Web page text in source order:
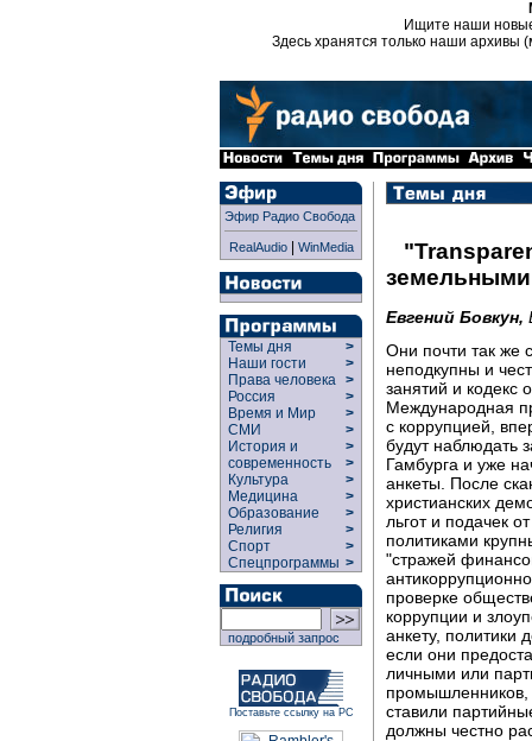
Ищите наши
Здесь хранятся только наши архивы
Эфир Радио Свобода
RealAudio| WinMedia
Темы дня
>
Наши гости
>
Права человека >
Россия
>
Время и Мир
>
СМИ
>
История и
современность
>
>
Культура
>
Медицина
>
Образование
>
Религия
>
Спорт
>
Спецпрограммы >
подробный запрос
Поставьте ссылку на РС
Евгений Бовкун,
Они почти так же
неподкупны и
занятий и кодекс
Международная
с коррупцией,
будут наблюдать
Гамбурга и уже
анкеты. После
христианских
льгот и подачек
политиками
"стражей
проверке
коррупции и
анкету, политики
если они
личными или
промышленников,
ставили
должны честно